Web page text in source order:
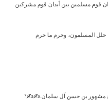
قوم مسلمين بين أبدان قوم مشركين
حلل المسلمون، وحرم ما حرم
مشهور بن حسن آل سلمان.✍✍?